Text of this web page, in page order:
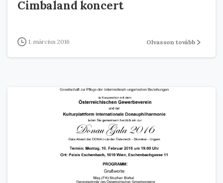
Cimbaland koncert
1. március 2016 Olvasson tovább